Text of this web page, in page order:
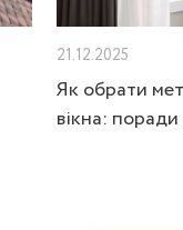
21.12.2025
Як обрати
вікна: поради